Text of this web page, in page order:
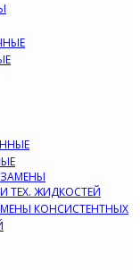
КОНСИСТЕНТНЫХ